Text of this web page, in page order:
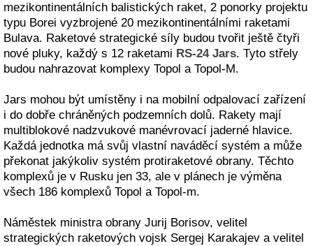
mezikontinentálních balistických raket, 2 ponorky projektu
typu Borei vyzbrojené 20 mezikontinentálními raketami
Bulava. Raketové strategické síly budou tvořit ještě čtyři
nové pluky, každý s 12 raketami RS-24 Jars. Tyto střely
budou nahrazovat komplexy Topol a Topol-M.
Jars mohou být umístěny i na mobilní odpalovací zařízení
i do dobře chráněných podzemních dolů. Rakety mají
multiblokové nadzvukové manévrovací jaderné hlavice.
Každá jednotka má svůj vlastní naváděcí systém a může
překonat jakýkoliv systém protiraketové obrany. Těchto
komplexů je v Rusku jen 33, ale v plánech je výměna
všech 186 komplexů Topol a Topol-m.
Náměstek ministra obrany Jurij Borisov, velitel
strategických raketových vojsk Sergej Karakajev a velitel